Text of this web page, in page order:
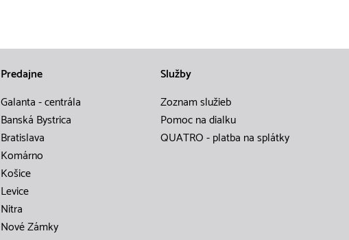
Predajne
Galanta - centrála
Banská Bystrica
Bratislava
Komárno
Košice
Levice
Nitra
Nové Zámky
Služby
Zoznam služieb
Pomoc na dialku
QUATRO - platba na splátky